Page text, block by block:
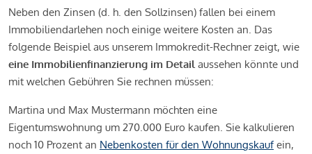
Neben den Zinsen (d. h. den Sollzinsen) fallen bei einem
Immobiliendarlehen noch einige weitere Kosten an. Das
folgende Beispiel aus unserem Immokredit-Rechner zeigt, wie
eine Immobilienfinanzierung im Detail aussehen könnte und
mit welchen Gebühren Sie rechnen müssen:
Martina und Max Mustermann möchten eine
Eigentumswohnung um 270.000 Euro kaufen. Sie kalkulieren
noch 10 Prozent an Nebenkosten für den Wohnungskaufein,